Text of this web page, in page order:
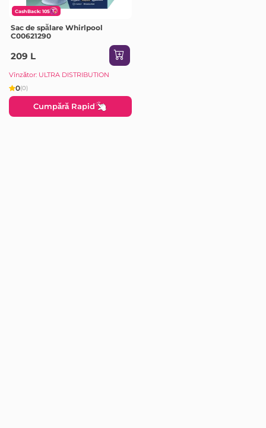
CashBack: 105
Sac de spălare Whirlpool
C00621290
209 L
Vînzător: ULTRA DISTRIBUTION
0(0)
Cumpără Rapid